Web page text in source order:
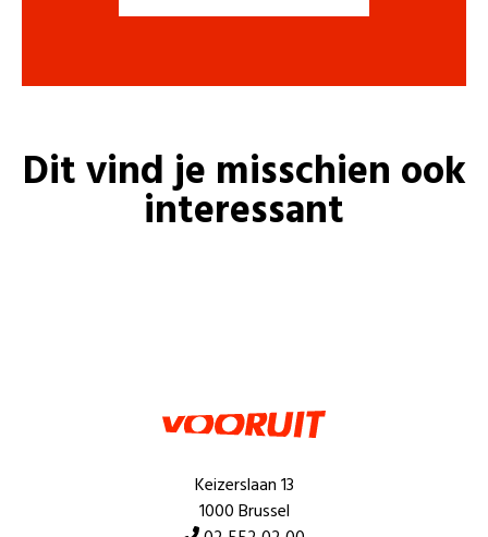
Dit vind je misschien ook
interessant
Keizerslaan 13
1000 Brussel